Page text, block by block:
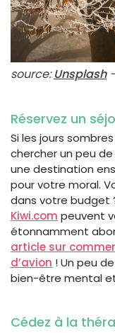
source:Unsplash
Réservez un
Si les jours
chercher un peu
une destination
pour votre moral.
dans votre budget
Kiwi.com peuvent
étonnamment
article sur
d’avion ! Un peu
bien-être mental
Cédez à la